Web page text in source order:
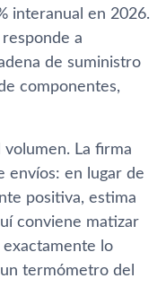
interanual en 2026.
a
de suministro
componentes,
volumen. La firma
envíos: en lugar de
positiva, estima
conviene matizar
exactamente lo
termómetro del